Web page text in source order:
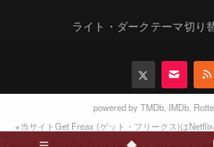
ライト・ダークテーマ切り
powered by TMDb, IMDb,
※当サイトGet Freax (ゲット・フリークス)はNetflix